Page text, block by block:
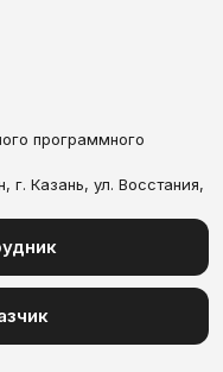
программного
г. Казань, ул. Восстания,